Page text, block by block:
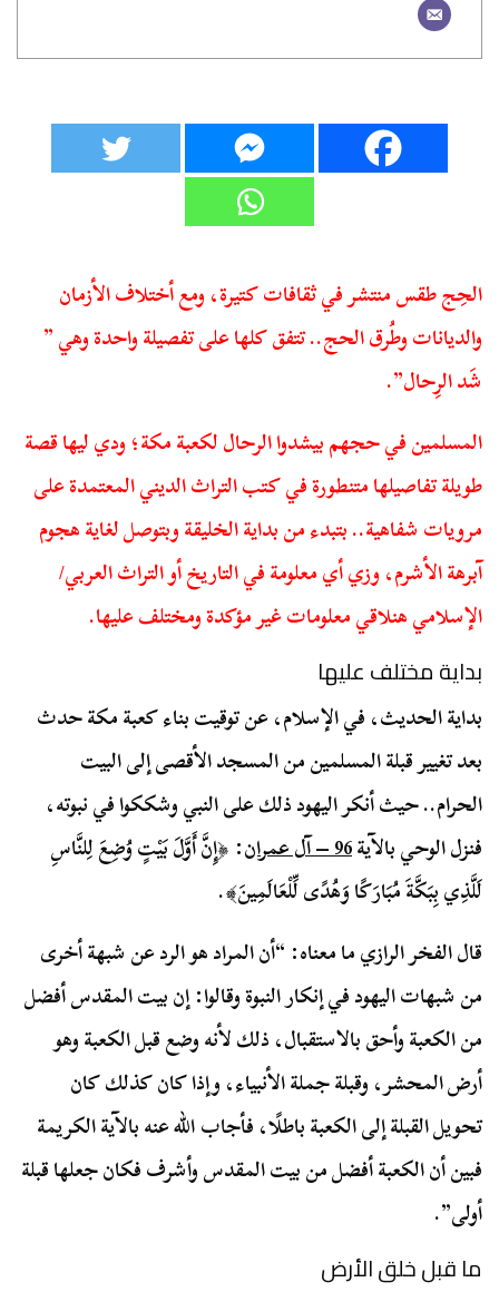
الحِج طقس منتشر في ثقافات كتيرة، ومع أختلاف الأزمان
والديانات وطُرق الحج.. تتفق كلها على تفصيلة واحدة وهي ”
شَد الرِحال”.
المسلمين في حجهم بيشدوا الرحال لكعبة مكة؛ ودي ليها قصة
طويلة تفاصيلها متنطورة في كتب التراث الديني المعتمدة على
مرويات شفاهية.. بتبدء من بداية الخليقة وبتوصل لغاية هجوم
آبرهة الأشرم، وزي أي معلومة في التاريخ أو التراث العربي/
الإسلامي هنلاقي معلومات غير مؤكدة ومختلف عليها.
بداية مختلف عليها
بداية الحديث، في الإسلام، عن توقيت بناء كعبة مكة حدث
بعد تغيير قبلة المسلمين من المسجد الأقصى إلى البيت
الحرام.. حيث أنكر اليهود ذلك على النبي وشككوا في نبوته،
فنزل الوحي بالآية96 – آل عمران : ﴿إِنَّ أَوَّلَ بَيْتٍ وُضِعَ لِلنَّاسِ
لَلَّذِي بِبَكَّةَ مُبَارَكًا وَهُدًى لِّلْعَالَمِينَ﴾.
قال الفخر الرازي ما معناه: “أن المراد هو الرد عن شبهة أخرى
من شبهات اليهود في إنكار النبوة وقالوا: إن بيت المقدس أفضل
من الكعبة وأحق بالاستقبال، ذلك لأنه وضع قبل الكعبة وهو
أرض المحشر، وقبلة جملة الأنبياء، وإذا كان كذلك كان
تحويل القبلة إلى الكعبة باطلًا، فأجاب الله عنه بالآية الكريمة
فبين أن الكعبة أفضل من بيت المقدس وأشرف فكان جعلها قبلة
أولى”.
ما قبل خلق الأرض